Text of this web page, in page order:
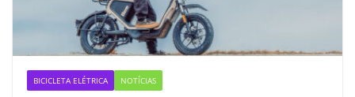
BICICLETA ELÉTRICA NOTÍCIAS